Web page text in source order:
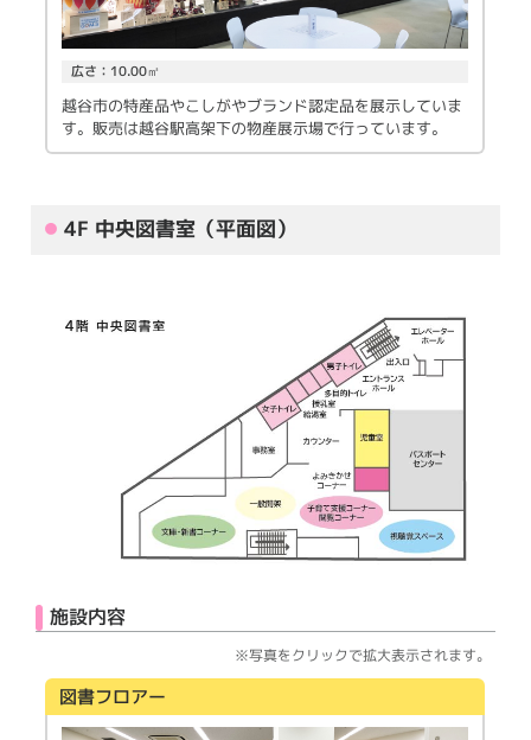
広さ：10.00㎡
越谷市の特産品やこしがやブランド認定品を展示していま
す。販売は越谷駅高架下の物産展示場で行っています。
4F 中央図書室（平面図）
施設内容
※写真をクリックで拡大表示されます。
図書フロアー